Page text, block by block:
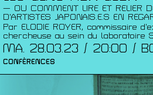
— OU COMMENT LIRE ET RELIER
D’ARTISTES JAPONAIS.E.S EN
Par ELODIE ROYER, commissaire
chercheuse au sein du laboratoire
MA. 28.03.23 / 20:00 /
CONFÉRENCES